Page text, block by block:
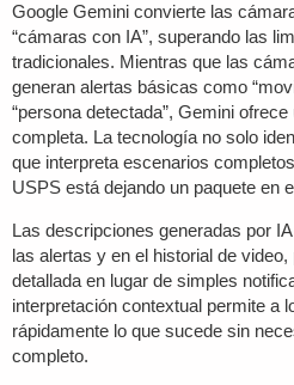
Google Gemini convierte las
“cámaras con IA”, superando las
tradicionales. Mientras que las
generan alertas básicas como
“persona detectada”, Gemini
completa. La tecnología no solo
que interpreta escenarios
USPS está dejando un paquete en
Las descripciones generadas por
las alertas y en el historial de
detallada en lugar de simples
interpretación contextual permite a
rápidamente lo que sucede sin
completo.